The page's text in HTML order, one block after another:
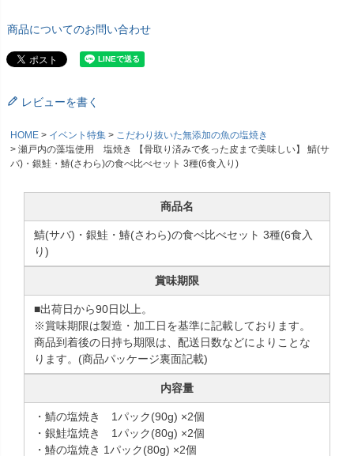
商品についてのお問い合わせ
レビューを書く
HOME イベント特集
こだわり抜いた無添加の魚の塩焼き
瀬戸内の藻塩使用 塩焼き 【骨取り済みで炙った皮まで美味しい】 鯖(サ
バ)・銀鮭・鰆(さわら)の食べ比べセット 3種(6食入り)
商品名
鯖(サバ)・銀鮭・鰆(さわら)の食べ比べセット 3種(6食入
り)
賞味期限
■出荷日から90日以上。
※賞味期限は製造・加工日を基準に記載しております。
商品到着後の日持ち期限は、配送日数などによりことな
ります。(商品パッケージ裏面記載)
内容量
・鯖の塩焼き 1パック(90g) ×2個
・銀鮭塩焼き 1パック(80g) ×2個
・鰆の塩焼き 1パック(80g) ×2個